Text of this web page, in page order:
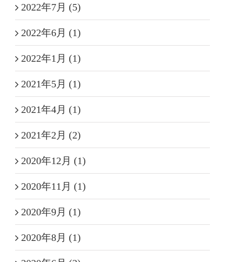
2022年7月 (5)
2022年6月 (1)
2022年1月 (1)
2021年5月 (1)
2021年4月 (1)
2021年2月 (2)
2020年12月 (1)
2020年11月 (1)
2020年9月 (1)
2020年8月 (1)